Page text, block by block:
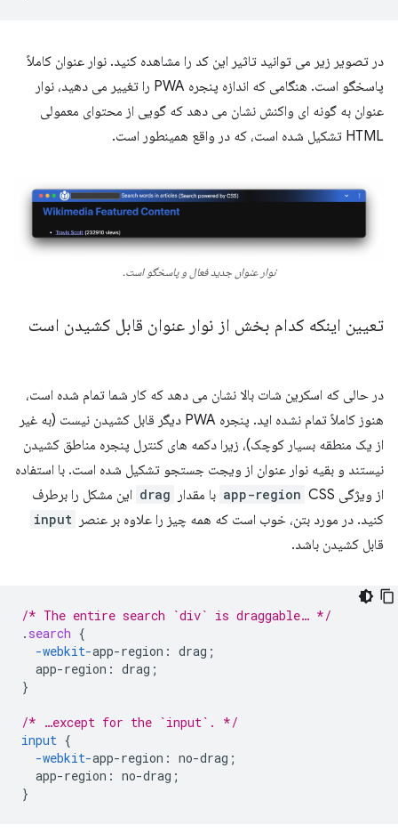
در تصویر زیر می توانید تاثیر این کد را مشاهده کنید. نوار عنوان کاملاً
پاسخگو است. هنگامی که اندازه پنجره PWA را تغییر می دهید، نوار
عنوان به گونه ای واکنش نشان می دهد که گویی از محتوای معمولی
HTML تشکیل شده است، که در واقع همینطور است.
نوار عنوان جدید فعال و پاسخگو است.
تعیین اینکه کدام بخش از نوار عنوان قابل کشیدن است
در حالی که اسکرین شات بالا نشان می دهد که کار شما تمام شده است،
هنوز کاملاً تمام نشده اید. پنجره PWA دیگر قابل کشیدن نیست (به غیر
از یک منطقه بسیار کوچک)، زیرا دکمه های کنترل پنجره مناطق کشیدن
نیستند و بقیه نوار عنوان از ویجت جستجو تشکیل شده است. با استفاده
از ویژگی
app-region CSS با مقدار drag این مشکل را برطرف
کنید. در مورد بتن، خوب است که همه چیز را علاوه بر عنصر input
قابل کشیدن باشد.
/* The entire search `div` is draggable… */
. search {
-webkit-app-region : drag ;
app-region : drag ;
}
/* …except for the `input`. */
input {
-webkit-app-region : no-drag ;
app-region : no-drag ;
}